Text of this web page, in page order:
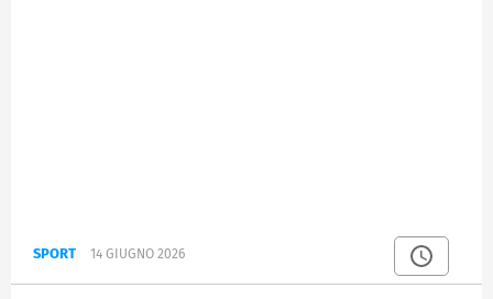
SPORT 14 GIUGNO 2026